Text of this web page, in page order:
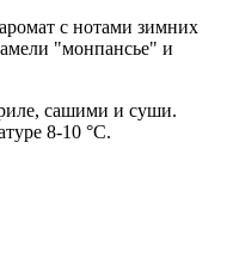
с нотами зимних
"монпансье" и
сашими и суши.
8-10 °C.